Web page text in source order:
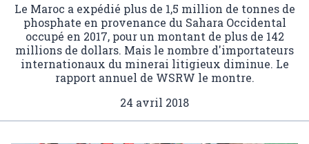
Le Maroc a expédié plus de 1,5 million de tonnes de
phosphate en provenance du Sahara Occidental
occupé en 2017, pour un montant de plus de 142
millions de dollars. Mais le nombre d'importateurs
internationaux du minerai litigieux diminue. Le
rapport annuel de WSRW le montre.
24 avril 2018